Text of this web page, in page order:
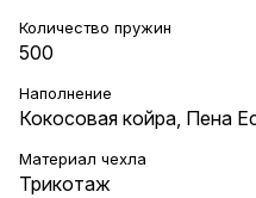
Количество пружин
500
Наполнение
Кокосовая койра Пена
Материал чехла
Трикотаж